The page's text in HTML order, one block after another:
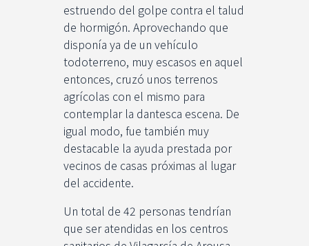
estruendo del golpe contra el talud
de hormigón. Aprovechando que
disponía ya de un vehículo
todoterreno, muy escasos en aquel
entonces, cruzó unos terrenos
agrícolas con el mismo para
contemplar la dantesca escena. De
igual modo, fue también muy
destacable la ayuda prestada por
vecinos de casas próximas al lugar
del accidente.
Un total de 42 personas tendrían
que ser atendidas en los centros